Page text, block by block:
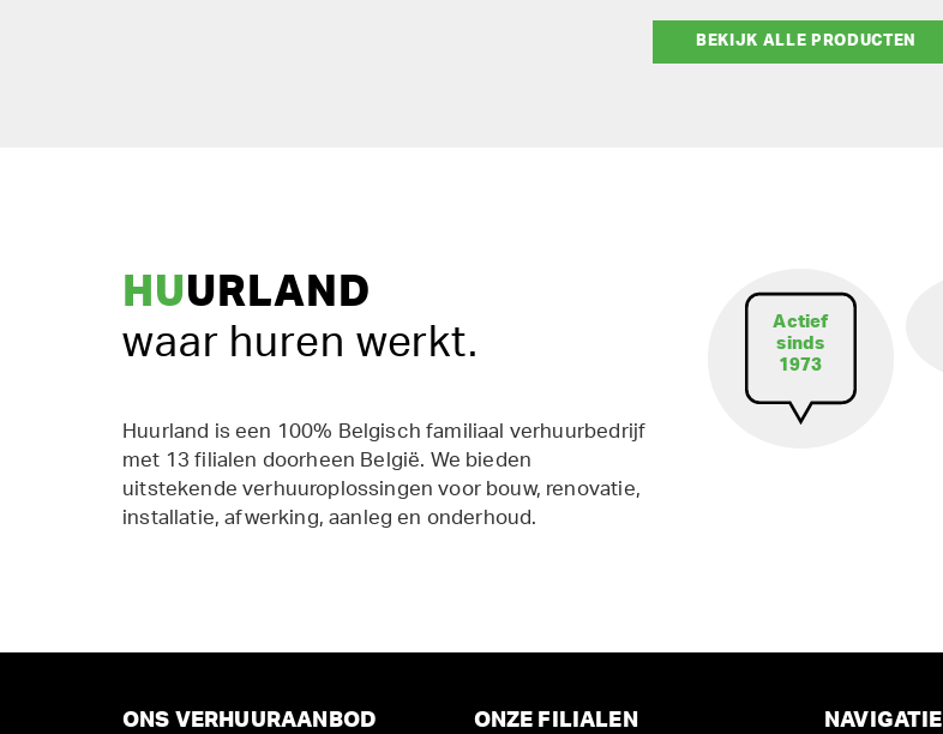
BEKIJK ALLE PRODUCTEN
HUURLAND
waar huren werkt.
Huurland is een 100% Belgisch familiaal verhuurbedrijf
met 13 filialen doorheen België. We bieden
uitstekende verhuuroplossingen voor bouw, renovatie,
installatie, afwerking, aanleg en onderhoud.
Actief
sinds
1973
ONS VERHUURAANBOD ONZE FILIALEN NAVIGATIE